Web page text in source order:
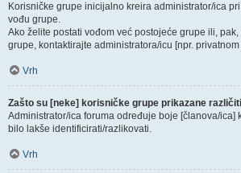
Korisničke grupe inicijalno kreira administrator/ica
vođu grupe.
Ako želite postati vođom već postojeće grupe ili,
grupe, kontaktirajte administratora/icu [npr.
Vrh
Zašto su [neke] korisničke grupe prikazane
Administrator/ica foruma određuje boje [članova/ica]
bilo lakše identificirati/razlikovati.
Vrh